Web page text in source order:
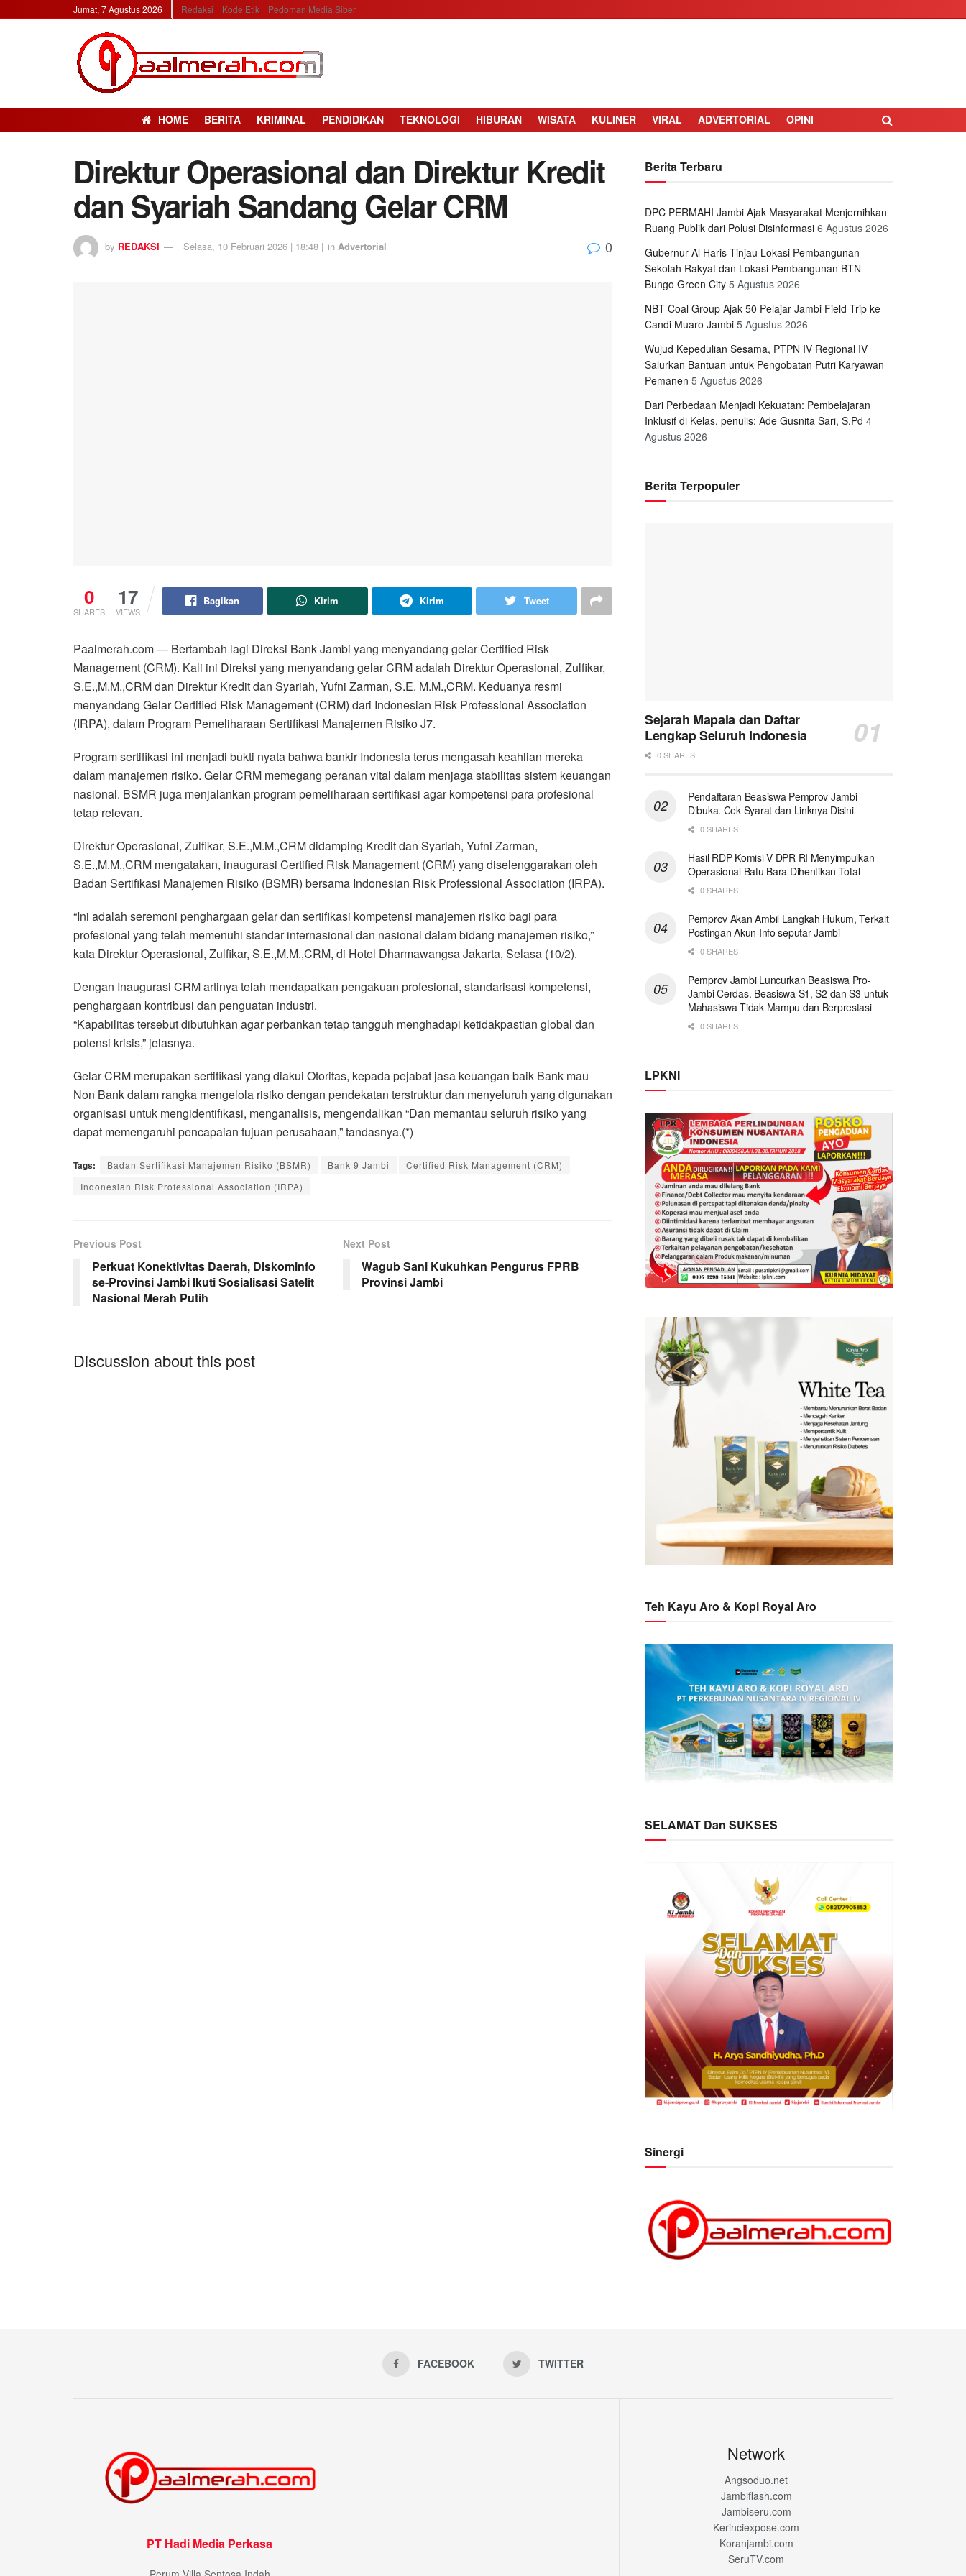
Jumat, 7 Agustus 2026 Redaksi Kode Etik Pedoman Media Siber
HOME BERITA KRIMINAL PENDIDIKAN TEKNOLOGI HIBURAN WISATA KULINER VIRAL ADVERTORIAL OPINI
Direktur Operasional dan Direktur Kredit
dan Syariah Sandang Gelar CRM
by REDAKSI Selasa, 10 Februari 2026 | 18:48 | in Advertorial 0
0
SHARES
17
VIEWS
Bagikan Kirim Kirim Tweet
Paalmerah.com — Bertambah lagi Direksi Bank Jambi yang menyandang gelar Certified Risk
Management (CRM). Kali ini Direksi yang menyandang gelar CRM adalah Direktur Operasional, Zulfikar,
S.E.,M.M.,CRM dan Direktur Kredit dan Syariah, Yufni Zarman, S.E. M.M.,CRM. Keduanya resmi
menyandang Gelar Certified Risk Management (CRM) dari Indonesian Risk Professional Association
(IRPA), dalam Program Pemeliharaan Sertifikasi Manajemen Risiko J7.
Program sertifikasi ini menjadi bukti nyata bahwa bankir Indonesia terus mengasah keahlian mereka
dalam manajemen risiko. Gelar CRM memegang peranan vital dalam menjaga stabilitas sistem keuangan
nasional. BSMR juga menjalankan program pemeliharaan sertifikasi agar kompetensi para profesional
tetap relevan.
Direktur Operasional, Zulfikar, S.E.,M.M.,CRM didamping Kredit dan Syariah, Yufni Zarman,
S.E.,M.M.,CRM mengatakan, inaugurasi Certified Risk Management (CRM) yang diselenggarakan oleh
Badan Sertifikasi Manajemen Risiko (BSMR) bersama Indonesian Risk Professional Association (IRPA).
“Ini adalah seremoni penghargaan gelar dan sertifikasi kompetensi manajemen risiko bagi para
profesional yang telah memenuhi standar internasional dan nasional dalam bidang manajemen risiko,”
kata Direktur Operasional, Zulfikar, S.E.,M.M.,CRM, di Hotel Dharmawangsa Jakarta, Selasa (10/2).
Dengan Inaugurasi CRM artinya telah mendapatkan pengakuan profesional, standarisasi kompetensi,
penghargaan kontribusi dan penguatan industri.
“Kapabilitas tersebut dibutuhkan agar perbankan tetap tangguh menghadapi ketidakpastian global dan
potensi krisis,” jelasnya.
Gelar CRM merupakan sertifikasi yang diakui Otoritas, kepada pejabat jasa keuangan baik Bank mau
Non Bank dalam rangka mengelola risiko dengan pendekatan terstruktur dan menyeluruh yang digunakan
organisasi untuk mengidentifikasi, menganalisis, mengendalikan “Dan memantau seluruh risiko yang
dapat memengaruhi pencapaian tujuan perusahaan,” tandasnya.(*)
Tags: Badan Sertifikasi Manajemen Risiko (BSMR) Bank 9 Jambi
Certified Risk Management (CRM)
Indonesian Risk Professional Association (IRPA)
Previous Post
Perkuat Konektivitas Daerah, Diskominfo
se-Provinsi Jambi Ikuti Sosialisasi Satelit
Nasional Merah Putih
Next Post
Wagub Sani Kukuhkan Pengurus FPRB
Provinsi Jambi
Discussion about this post
Berita Terbaru
DPC PERMAHI Jambi Ajak Masyarakat Menjernihkan
Ruang Publik dari Polusi Disinformasi 6 Agustus 2026
Gubernur Al Haris Tinjau Lokasi Pembangunan
Sekolah Rakyat dan Lokasi Pembangunan BTN
Bungo Green City 5 Agustus 2026
NBT Coal Group Ajak 50 Pelajar Jambi Field Trip ke
Candi Muaro Jambi 5 Agustus 2026
Wujud Kepedulian Sesama, PTPN IV Regional IV
Salurkan Bantuan untuk Pengobatan Putri Karyawan
Pemanen 5 Agustus 2026
Dari Perbedaan Menjadi Kekuatan: Pembelajaran
Inklusif di Kelas, penulis: Ade Gusnita Sari, S.Pd 4
Agustus 2026
Berita Terpopuler
Sejarah Mapala dan Daftar
Lengkap Seluruh Indonesia
0 SHARES
Pendaftaran Beasiswa Pemprov Jambi
Dibuka. Cek Syarat dan Linknya Disini
0 SHARES
Hasil RDP Komisi V DPR RI Menyimpulkan
Operasional Batu Bara Dihentikan Total
0 SHARES
Pemprov Akan Ambil Langkah Hukum, Terkait
Postingan Akun Info seputar Jambi
0 SHARES
Pemprov Jambi Luncurkan Beasiswa Pro-
Jambi Cerdas. Beasiswa S1, S2 dan S3 untuk
Mahasiswa Tidak Mampu dan Berprestasi
0 SHARES
LPKNI
Teh Kayu Aro & Kopi Royal Aro
SELAMAT Dan SUKSES
Sinergi
FACEBOOK TWITTER
PT Hadi Media Perkasa
Network
Angsoduo.net
Jambiflash.com
Jambiseru.com
Kerinciexpose.com
Koranjambi.com
SeruTV.com